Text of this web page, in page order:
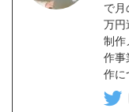
で月
万円
制作
作事
作に